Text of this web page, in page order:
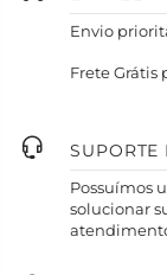
Envio
Frete Grátis
SUPORTE
Possuímos
solucionar